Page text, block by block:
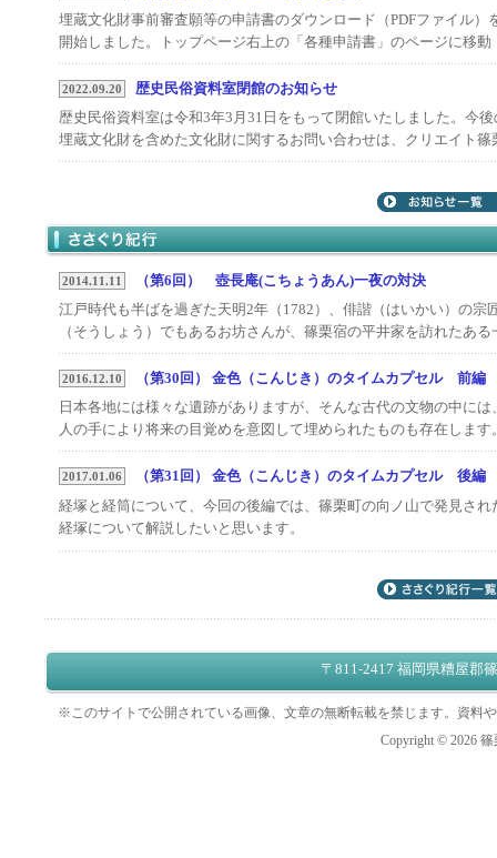
れ替えながら展示していきます・入場無料・9:00～20:00・月曜日
日ほかクリエイト篠栗の休館日は休みとなりますどなたでも自由に
埋蔵文化財事前審査願等の申請書のダウンロード（PDFファイル）
開始しました。トップページ右上の「各種申請書」のページに移動
し、必要な書類をダウンロードしてご利用ください。（申請書の提
は窓口または郵送での受付となります）（包蔵地かどうかの照会の
の場合、書類は必要ありませんので、窓口またはFAXにてお問い合
せください）
2022.09.20
歴史民俗資料室閉館のお知らせ
歴史民俗資料室は令和3年3月31日をもって閉館いたしました。今後
埋蔵文化財を含めた文化財に関するお問い合わせは、クリエイト篠
までお願いします。◆クリエイト篠栗（社会教育課）〒８１１－２
FAX ０９２－９４８－２６３６1階事務所で対応いたします（月～
金 ８：３０～１７：００ 祝日は除く）※月曜日は休館日ですが
事務所は開いていますので、正面玄関右横のドアからお入りくださ
い。※月曜日が館内消毒等で完全休館となる場合は、対応をお休み
2014.11.11
（第6回） 壺長庵(こちょうあん)一夜の対決
江戸時代も半ばを過ぎた天明2年（1782）、俳諧（はいかい）の宗
（そうしょう）でもあるお坊さんが、篠栗宿の平井家を訪れたある
夜のお話です。
現在、クリエイト篠栗2階の郷土[ふるさと]展示室に、平井家に伝わ
文机と硯箱を展示していますので、ぜひご覧ください。
2016.12.10
（第30回） 金色（こんじき）のタイムカプセル 前編
日本各地には様々な遺跡がありますが、そんな古代の文物の中には
人の手により将来の目覚めを意図して埋められたものも存在します
そのひとつに経塚（きょうづか）、経筒（きょうづつ）と呼ばれる
のがあります。
前編では、経塚が造られるようになった背景について触れてみたい
思います。後編では、篠栗町の向ノ山で発見された経塚について解
篠栗町の向ノ山で発見された経筒など（町指定文化財）は、クリエ
2017.01.06
（第31回） 金色（こんじき）のタイムカプセル 後編
経塚と経筒について、今回の後編では、篠栗町の向ノ山で発見され
経塚について解説したいと思います。
ト篠栗2階の郷土[ふるさと]展示室に展示しています。
〒811-2417 福岡県糟屋郡
※このサイトで公開されている画像、文章の無断転載を禁じます。資料
Copyright © 2026